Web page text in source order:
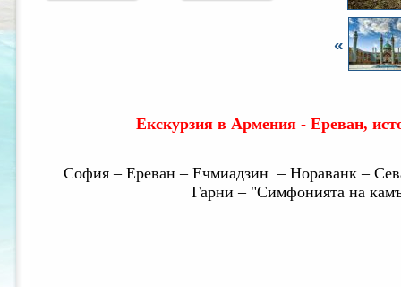
«
Екскурзия в Армения - Ереван,
София – Ереван – Ечмиадзин – Нораванк –
Гарни – "Симфонията на